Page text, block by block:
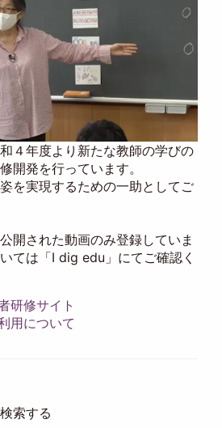
４年度より新たな教師の学びの
開発を行っています。
を実現するための一助としてご
開された動画のみ登録していま
ては「I dig edu」にてご確認く
研修サイト
用について
索する